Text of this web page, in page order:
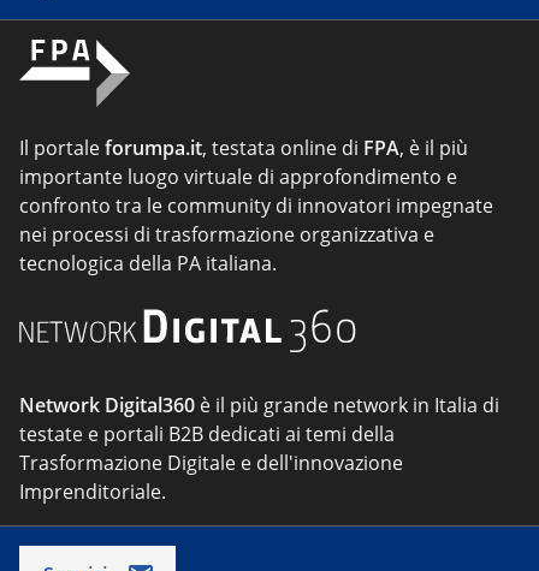
Il portaleforumpa.it, testata online di FPA, è il più
importante luogo virtuale di approfondimento e
confronto tra le community di innovatori impegnate
nei processi di trasformazione organizzativa e
tecnologica della PA italiana.
Network Digital360 è il più grande network in Italia di
testate e portali B2B dedicati ai temi della
Trasformazione Digitale e dell'innovazione
Imprenditoriale.